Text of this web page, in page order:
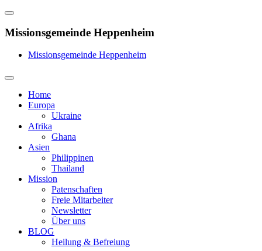
Missionsgemeinde Heppenheim
Missionsgemeinde Heppenheim
Home
Europa
Ukraine
Afrika
Ghana
Asien
Philippinen
Thailand
Mission
Patenschaften
Freie Mitarbeiter
Newsletter
Über uns
BLOG
Heilung & Befreiung